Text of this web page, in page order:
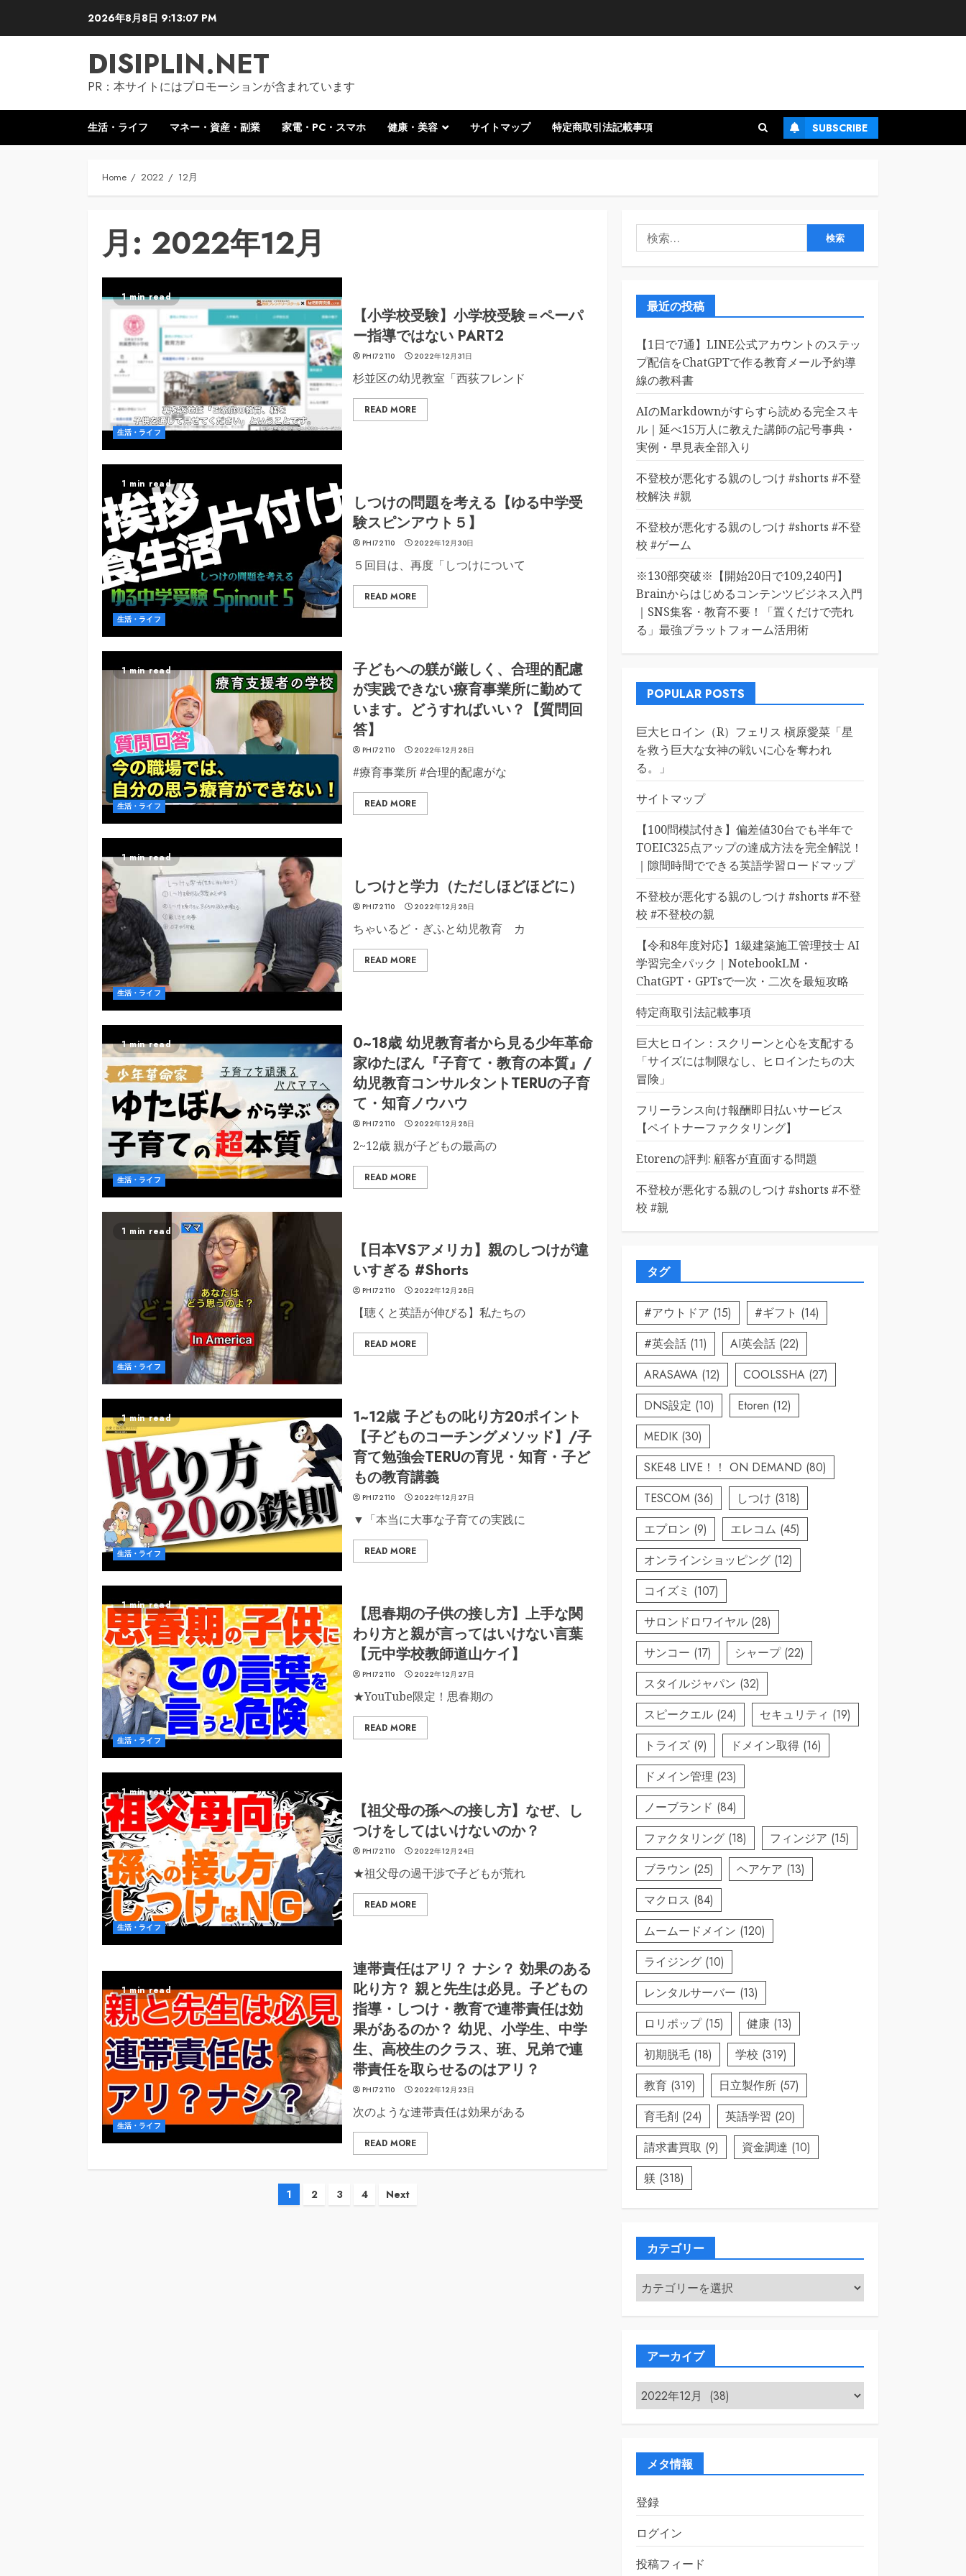
2026年8月8日 9:13:08 PM
DISIPLIN.NET
PR：本サイトにはプロモーションが含まれています
生活・ライフ マネー・資産・副業 家電・PC・スマホ 健康・美容 サイトマップ 特定商取引法記載事項 SUBSCRIBE
Home 2022 12月
月: 2022年12月
1 min read
生活・ライフ
【小学校受験】小学校受験＝ペーパ
ー指導ではない PART2
PHI72110 2022年12月31日
杉並区の幼児教室「西荻フレンド
READ MORE
1 min read
生活・ライフ
しつけの問題を考える【ゆる中学受
験スピンアウト５】
PHI72110 2022年12月30日
５回目は、再度「しつけについて
READ MORE
1 min read
生活・ライフ
子どもへの躾が厳しく、合理的配慮
が実践できない療育事業所に勤めて
います。どうすればいい？【質問回
答】
PHI72110 2022年12月28日
#療育事業所 #合理的配慮がな
READ MORE
1 min read
生活・ライフ
しつけと学力（ただしほどほどに）
PHI72110 2022年12月28日
ちゃいるど・ぎふと幼児教育 カ
READ MORE
1 min read
生活・ライフ
0~18歳 幼児教育者から見る少年革命
家ゆたぼん『子育て・教育の本質』/
幼児教育コンサルタントTERUの子育
て・知育ノウハウ
PHI72110 2022年12月28日
2~12歳 親が子どもの最高の
READ MORE
1 min read
生活・ライフ
【日本VSアメリカ】親のしつけが違
いすぎる #Shorts
PHI72110 2022年12月28日
【聴くと英語が伸びる】私たちの
READ MORE
1 min read
生活・ライフ
1~12歳 子どもの叱り方20ポイント
【子どものコーチングメソッド】/子
育て勉強会TERUの育児・知育・子ど
もの教育講義
PHI72110 2022年12月27日
▼「本当に大事な子育ての実践に
READ MORE
1 min read
生活・ライフ
【思春期の子供の接し方】上手な関
わり方と親が言ってはいけない言葉
【元中学校教師道山ケイ】
PHI72110 2022年12月27日
★YouTube限定！思春期の
READ MORE
1 min read
生活・ライフ
【祖父母の孫への接し方】なぜ、し
つけをしてはいけないのか？
PHI72110 2022年12月24日
★祖父母の過干渉で子どもが荒れ
READ MORE
1 min read
生活・ライフ
連帯責任はアリ？ ナシ？ 効果のある
叱り方？ 親と先生は必見。子どもの
指導・しつけ・教育で連帯責任は効
果があるのか？ 幼児、小学生、中学
生、高校生のクラス、班、兄弟で連
帯責任を取らせるのはアリ？
PHI72110 2022年12月23日
次のような連帯責任は効果がある
READ MORE
投
1 2 3 4 Next
検
索:
最近の投稿
【1日で7通】LINE公式アカウントのステッ
プ配信をChatGPTで作る教育メール予約導
線の教科書
AIのMarkdownがすらすら読める完全スキ
ル｜延べ15万人に教えた講師の記号事典・
実例・早見表全部入り
不登校が悪化する親のしつけ #shorts #不登
校解決 #親
不登校が悪化する親のしつけ #shorts #不登
校 #ゲーム
※130部突破※【開始20日で109,240円】
Brainからはじめるコンテンツビジネス入門
｜SNS集客・教育不要！「置くだけで売れ
る」最強プラットフォーム活用術
POPULAR POSTS
巨大ヒロイン（R）フェリス 槇原愛菜「星
を救う巨大な女神の戦いに心を奪われ
る。」
サイトマップ
【100問模試付き】偏差値30台でも半年で
TOEIC325点アップの達成方法を完全解説！
｜隙間時間でできる英語学習ロードマップ
不登校が悪化する親のしつけ #shorts #不登
校 #不登校の親
【令和8年度対応】1級建築施工管理技士 AI
学習完全パック｜NotebookLM・
ChatGPT・GPTsで一次・二次を最短攻略
特定商取引法記載事項
巨大ヒロイン：スクリーンと心を支配する
「サイズには制限なし、ヒロインたちの大
冒険」
フリーランス向け報酬即日払いサービス
【ペイトナーファクタリング】
Etorenの評判: 顧客が直面する問題
不登校が悪化する親のしつけ #shorts #不登
校 #親
タグ
#アウトドア (15) #ギフト (14)
#英会話 (11) AI英会話 (22)
ARASAWA (12) COOLSSHA (27)
DNS設定 (10) Etoren (12)
MEDIK (30)
SKE48 LIVE！！ ON DEMAND (80)
TESCOM (36) しつけ (318)
エプロン (9) エレコム (45)
オンラインショッピング (12)
コイズミ (107)
サロンドロワイヤル (28)
サンコー (17) シャープ(22)
スタイルジャパン (32)
スピークエル (24) セキュリティ (19)
トライズ (9) ドメイン取得 (16)
ドメイン管理 (23)
ノーブランド (84)
ファクタリング (18) フィンジア (15)
ブラウン (25) ヘアケア (13)
マクロス (84)
ムームードメイン (120)
ライジング (10)
レンタルサーバー (13)
ロリポップ(15) 健康 (13)
初期脱毛 (18) 学校 (319)
教育 (319) 日立製作所 (57)
育毛剤 (24) 英語学習 (20)
請求書買取 (9) 資金調達 (10)
躾 (318)
カテゴリー
カ
テ
ゴ
アーカイブ
ア
ー
カ
メタ情報
登録
ログイン
投稿フィード